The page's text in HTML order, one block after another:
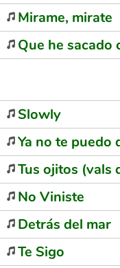
Mirame, mirate
Que he sacado
Slowly
Ya no te puedo
Tus ojitos (vals
No Viniste
Detrás del mar
Te Sigo